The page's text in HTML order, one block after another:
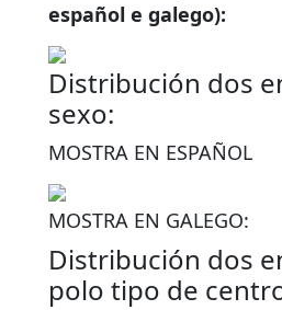
español e galego):
Distribución dos
sexo:
MOSTRA EN ESPAÑOL
MOSTRA EN GALEGO:
Distribución dos
polo tipo de